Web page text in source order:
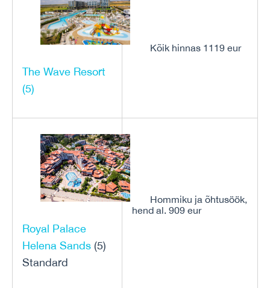
The Wave Resort
(5)
Kõik hinnas 1119 eur
Royal Palace
Helena Sands (5)
Standard
Hommiku ja õhtusöök,
hend al. 909 eur